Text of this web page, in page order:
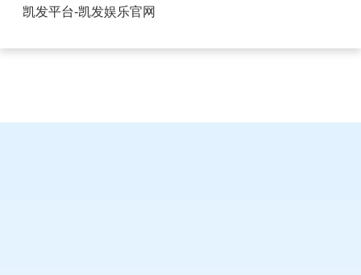
防过充USB插座有用吗-凯发平台
凯发平台-凯发娱乐官网